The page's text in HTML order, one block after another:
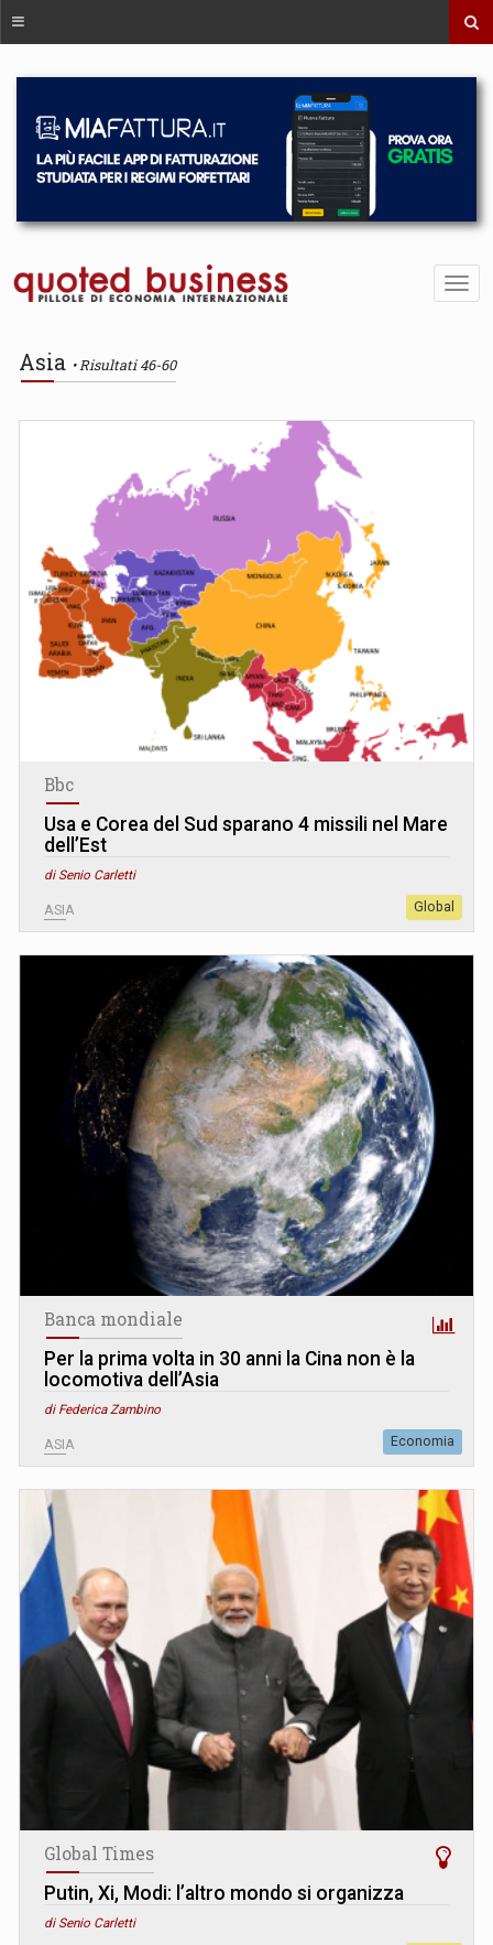
Asia Risultati 46-60
Bbc
Usa e Corea del Sud sparano 4 missili nel Mare
dell’Est
di Senio Carletti
ASIA Global
Banca mondiale
Per la prima volta in 30 anni la Cina non è la
locomotiva dell’Asia
di Federica Zambino
ASIA Economia
Global Times
Putin, Xi, Modi: l’altro mondo si organizza
di Senio Carletti